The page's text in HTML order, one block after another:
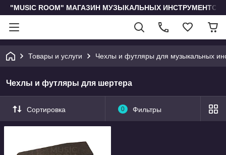
"MUSIC ROOM" МАГАЗИН МУЗЫКАЛЬНЫХ
Товары и услуги Чехлы и футляры для музыкальных
Чехлы и футляры для шертера
Сортировка 0 Фильтры